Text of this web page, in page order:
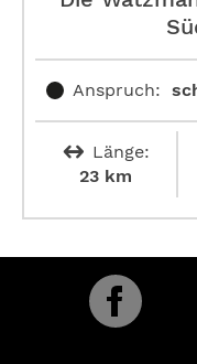
Anspruch:
Länge:
23 km